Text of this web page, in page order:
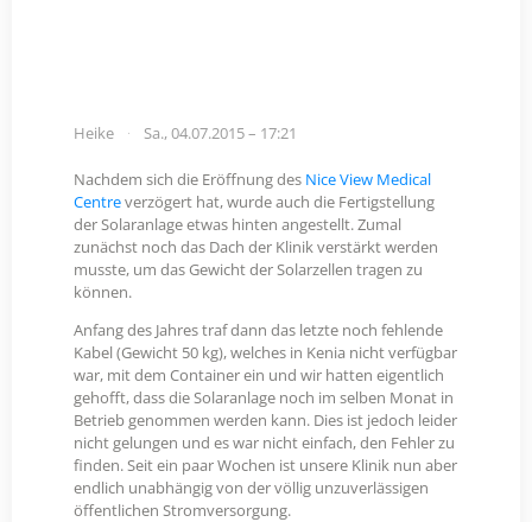
Heike Sa., 04.07.2015 – 17:21
Nachdem sich die Eröffnung des Nice View Medical
Centreverzögert hat, wurde auch die Fertigstellung
der Solaranlage etwas hinten angestellt. Zumal
zunächst noch das Dach der Klinik verstärkt werden
musste, um das Gewicht der Solarzellen tragen zu
können.
Anfang des Jahres traf dann das letzte noch fehlende
Kabel (Gewicht 50 kg), welches in Kenia nicht verfügbar
war, mit dem Container ein und wir hatten eigentlich
gehofft, dass die Solaranlage noch im selben Monat in
Betrieb genommen werden kann. Dies ist jedoch leider
nicht gelungen und es war nicht einfach, den Fehler zu
finden. Seit ein paar Wochen ist unsere Klinik nun aber
endlich unabhängig von der völlig unzuverlässigen
öffentlichen Stromversorgung.